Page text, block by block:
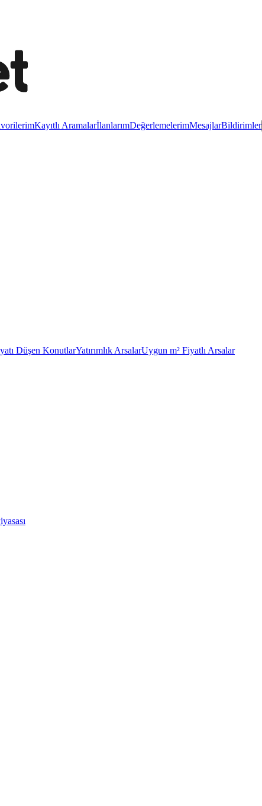
Kayıtlı AramalarİlanlarımDeğerlemelerimMesajlarBildirimler
Düşen KonutlarYatırımlık ArsalarUygun m² Fiyatlı Arsalar